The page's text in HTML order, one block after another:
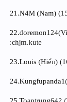
21.N4M (Nam)
:chjm.kute
23.Louis (Hiển)